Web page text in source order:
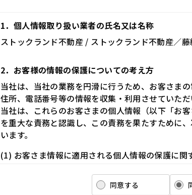
1．個人情報取り扱い業者の氏名又は名称
ストックランド不動産 / ストックランド不動産／
2．お客様の情報の保護についての考え方
当社は、当社の業務を円滑に行うため、お客さま
住所、電話番号等の情報を収集・利用させていただ
当社は、これらのお客さまの個人情報（以下「お
を重大な責務と認識し、この責務を果たすために
います。
(1) お客さま情報に適用される個人情報の保護に
(2) お客さま情報の取扱いに関する規程を明確に
先等に対しても適切にお客さま情報を取り扱うよ
同意する